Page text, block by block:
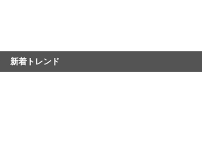
新着トレンド